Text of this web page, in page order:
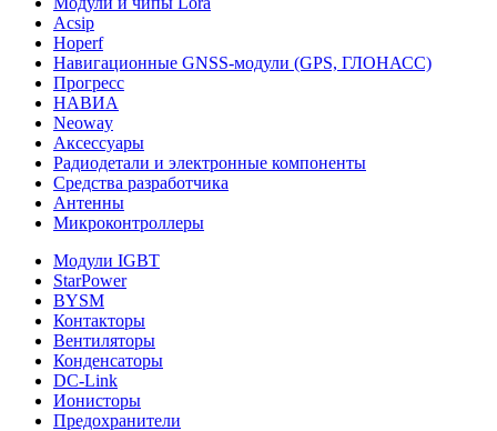
Acsip
Hoperf
Навигационные GNSS-модули (GPS, ГЛОНАСС)
Прогресс
НАВИА
Neoway
Аксессуары
Радиодетали и электронные компоненты
Средства разработчика
Антенны
Микроконтроллеры
Модули IGBT
StarPower
BYSM
Контакторы
Вентиляторы
Конденсаторы
DC-Link
Ионисторы
Предохранители